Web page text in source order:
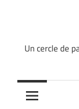
Un cercle de